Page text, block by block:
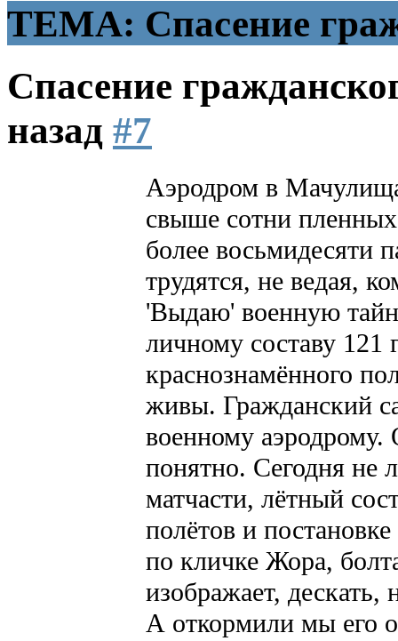
ТЕМА: Спасение
Спасение
назад #7
Аэродром в
свыше сотни
более восьмидесяти
трудятся, не ведая,
'Выдаю' военную
личному составу 121
краснознамённого
живы. Гражданский
военному
понятно. Сегодня не
матчасти, лётный
полётов и
по кличке Жора,
изображает,
А откормили мы его